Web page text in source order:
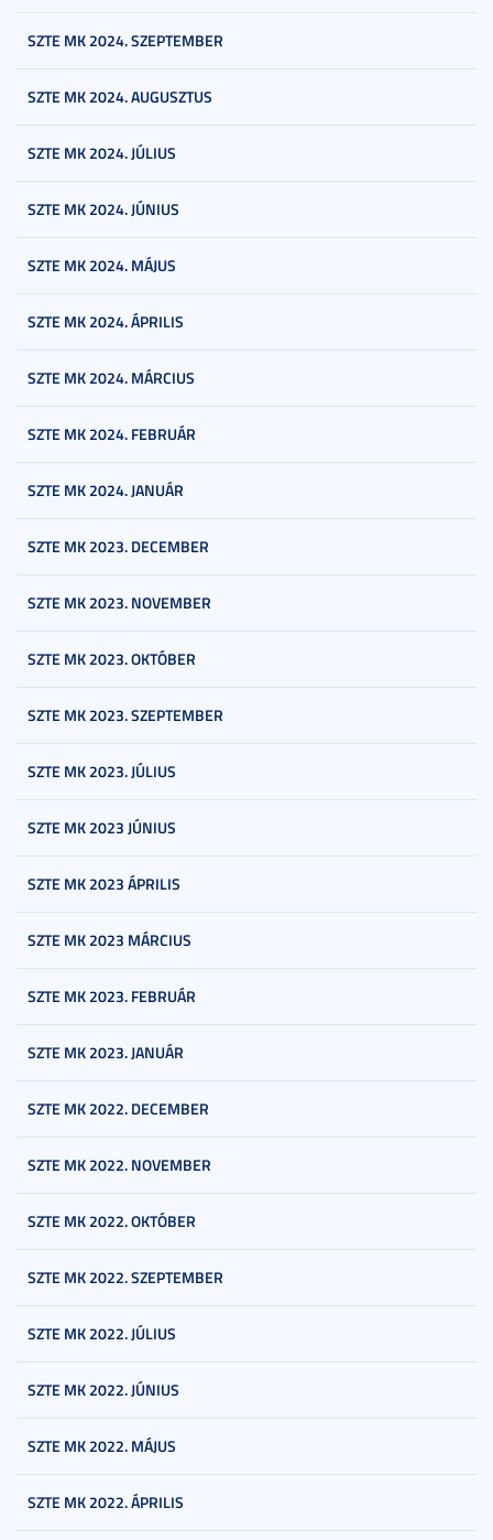
SZTE MK 2024. SZEPTEMBER
SZTE MK 2024. AUGUSZTUS
SZTE MK 2024. JÚLIUS
SZTE MK 2024. JÚNIUS
SZTE MK 2024. MÁJUS
SZTE MK 2024. ÁPRILIS
SZTE MK 2024. MÁRCIUS
SZTE MK 2024. FEBRUÁR
SZTE MK 2024. JANUÁR
SZTE MK 2023. DECEMBER
SZTE MK 2023. NOVEMBER
SZTE MK 2023. OKTÓBER
SZTE MK 2023. SZEPTEMBER
SZTE MK 2023. JÚLIUS
SZTE MK 2023 JÚNIUS
SZTE MK 2023 ÁPRILIS
SZTE MK 2023 MÁRCIUS
SZTE MK 2023. FEBRUÁR
SZTE MK 2023. JANUÁR
SZTE MK 2022. DECEMBER
SZTE MK 2022. NOVEMBER
SZTE MK 2022. OKTÓBER
SZTE MK 2022. SZEPTEMBER
SZTE MK 2022. JÚLIUS
SZTE MK 2022. JÚNIUS
SZTE MK 2022. MÁJUS
SZTE MK 2022. ÁPRILIS